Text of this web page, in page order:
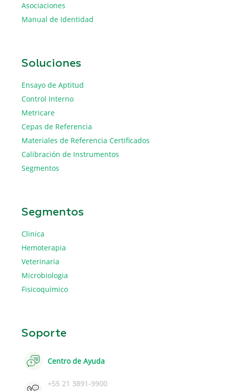
Asociaciones
Manual de Identidad
Soluciones
Ensayo de Aptitud
Control Interno
Metricare
Cepas de Referencia
Materiales de Referencia Certificados
Calibración de Instrumentos
Segmentos
Segmentos
Clinica
Hemoterapia
Veterinaria
Microbiologia
Fisicoquímico
Soporte
Centro de Ayuda
+55 21 3891-9900